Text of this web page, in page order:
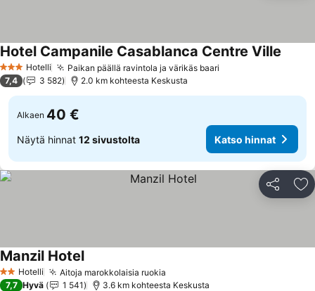
3 Tähtiluokitus
Hotelli Paikan päällä ravintola ja värikäs baari
Hotel Campanile Casablanca Centre Ville
7,4 3 582 2.0 km kohteesta Keskusta
Alkaen 40 €
Näytä hinnat 12 sivustolta Katso hinnat
Jaa
2 Tähtiluokitus
Hotelli Aitoja marokkolaisia ruokia
Manzil HotelKatso hinnat
7,7 Hyvä 1 541 3.6 km kohteesta Keskusta